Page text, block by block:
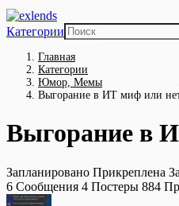
Категории
Главная
Категории
Юмор, Мемы
Выгорание в ИТ миф или
Выгорание в
Запланировано Прикреплена
6 Сообщения 4 Постеры 884